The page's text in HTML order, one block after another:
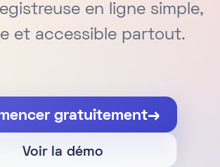
en ligne simple,
et accessible partout.
gratuitement→
Voir la démo